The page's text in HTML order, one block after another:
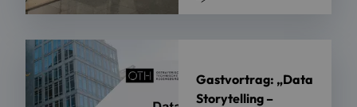
Gastvortrag: „Data
Storytelling –